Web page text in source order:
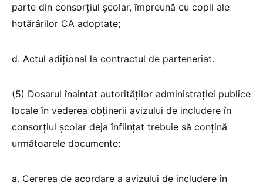
parte din consorțiul școlar, împreună cu copii ale
hotărârilor CA adoptate;
d. Actul adițional la contractul de parteneriat.
(5) Dosarul înaintat autorităţilor administraţiei publice
locale în vederea obţinerii avizului de includere în
consorțiul școlar deja înfiinţat trebuie să conţină
următoarele documente:
a. Cererea de acordare a avizului de includere în